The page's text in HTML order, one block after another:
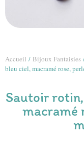
Accueil / Bijoux Fantaisies
bleu ciel, macramé rose,
Sautoir
macramé